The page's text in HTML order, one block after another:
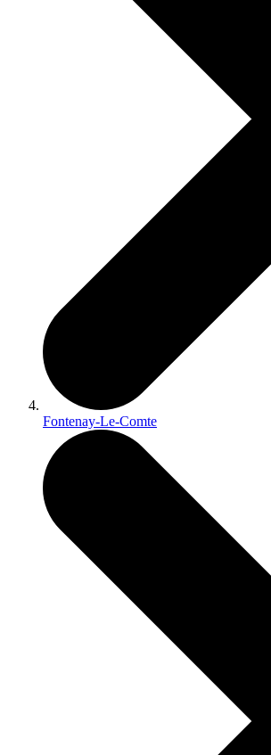
Fontenay-Le-Comte